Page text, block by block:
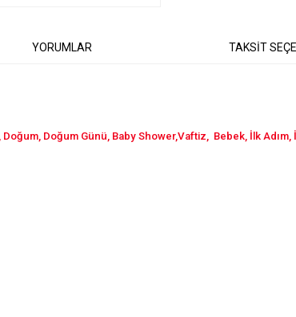
YORUMLAR TAKSİT
Doğum, Doğum Günü, Baby Shower,Vaftiz, Bebek, İlk